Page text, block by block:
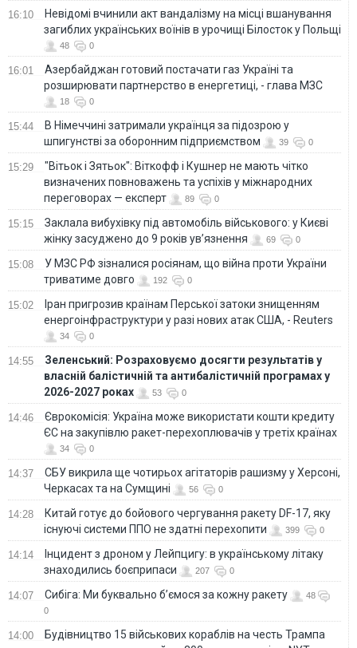
16:10
Невідомі вчинили акт вандалізму на місці вшанування
загиблих українських воїнів в урочищі Білосток у Польщі
48 0
16:01
Азербайджан готовий постачати газ Україні та
розширювати партнерство в енергетиці, - глава МЗС
18 0
15:44
В Німеччині затримали українця за підозрою у
шпигунстві за оборонним підприємством
39 0
15:29
"Вітьок і Зятьок": Віткофф і Кушнер не мають чітко
визначених повноважень та успіхів у міжнародних
переговорах — експерт
89 0
15:15
Заклала вибухівку під автомобіль військового: у Києві
жінку засуджено до 9 років ув’язнення
69 0
15:08
У МЗС РФ зізналися росіянам, що війна проти України
триватиме довго
192 0
15:02
Іран пригрозив країнам Перської затоки знищенням
енергоінфраструктури у разі нових атак США, - Reuters
34 0
14:55
Зеленський: Розраховуємо досягти результатів у
власній балістичній та антибалістичній програмах у
2026-2027 роках
53 0
14:46
Єврокомісія: Україна може використати кошти кредиту
ЄС на закупівлю ракет-перехоплювачів у третіх країнах
34 0
14:37
СБУ викрила ще чотирьох агітаторів рашизму у Херсоні,
Черкасах та на Сумщині
56 0
14:28
Китай готує до бойового чергування ракету DF-17, яку
існуючі системи ППО не здатні перехопити
399 0
14:14
Інцидент з дроном у Лейпцигу: в українському літаку
знаходились боєприпаси
207 0
14:07 Сибіга: Ми буквально б’ємося за кожну ракету
48
0
14:00
Будівництво 15 військових кораблів на честь Трампа